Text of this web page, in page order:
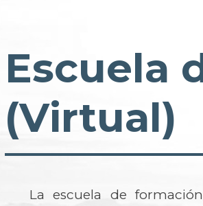
Escuela
(Virtual)
La escuela de